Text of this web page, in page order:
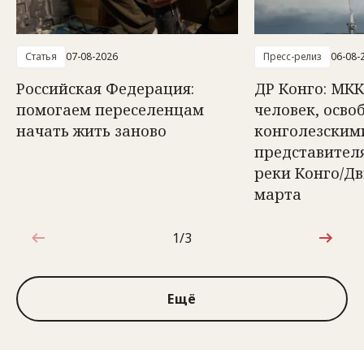
Статья 07-08-2026
Российская Федерация:
помогаем переселенцам
начать жить заново
Пресс-релиз 06-08-
ДР Конго:
человек,
реки Конго/
марта
1 из 3
1/3
Ещё